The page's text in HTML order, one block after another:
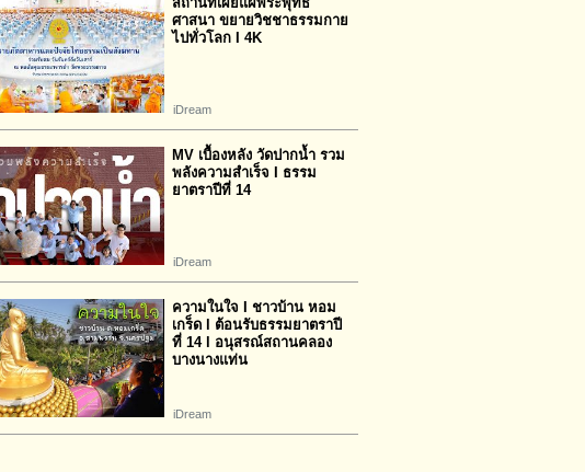
ศาสนา ขยายวิชชาธรรมกาย
ไปทั่วโลก I 4K
iDream
MV เบื้องหลัง วัดปากน้ำ รวม
พลังความสำเร็จ I ธรรม
ยาตราปีที่ 14
iDream
ความในใจ I ชาวบ้าน หอม
เกร็ด l ต้อนรับธรรมยาตราปี
ที่ 14 l อนุสรณ์สถานคลอง
บางนางแท่น
iDream